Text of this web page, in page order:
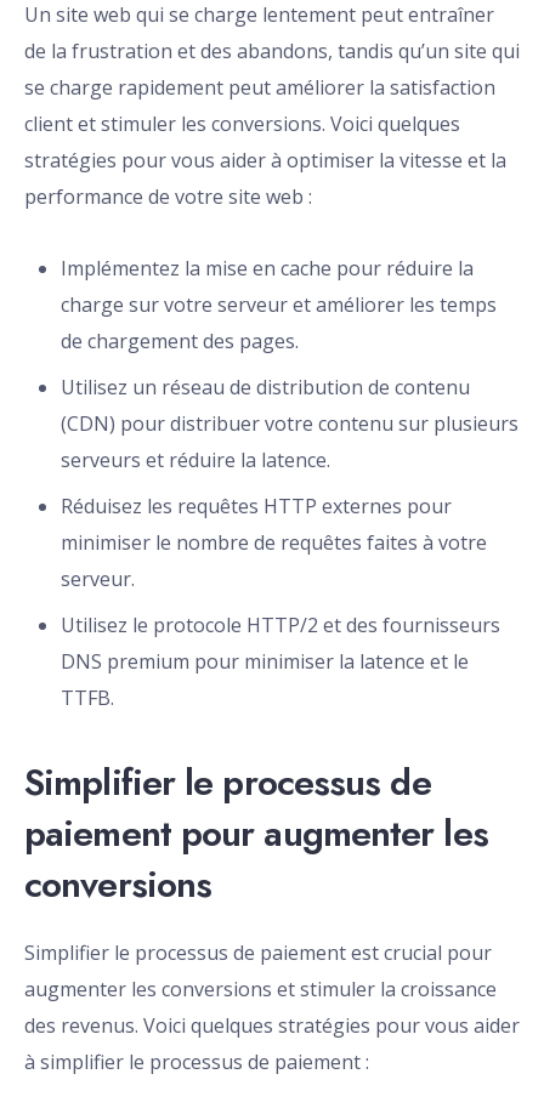
Un site web qui se charge lentement peut entraîner
de la frustration et des abandons, tandis qu’un site qui
se charge rapidement peut améliorer la satisfaction
client et stimuler les conversions. Voici quelques
stratégies pour vous aider à optimiser la vitesse et la
performance de votre site web :
Implémentez la mise en cache pour réduire la
charge sur votre serveur et améliorer les temps
de chargement des pages.
Utilisez un réseau de distribution de contenu
(CDN) pour distribuer votre contenu sur plusieurs
serveurs et réduire la latence.
Réduisez les requêtes HTTP externes pour
minimiser le nombre de requêtes faites à votre
serveur.
Utilisez le protocole HTTP/2 et des fournisseurs
DNS premium pour minimiser la latence et le
TTFB.
Simplifier le processus de
paiement pour augmenter les
conversions
Simplifier le processus de paiement est crucial pour
augmenter les conversions et stimuler la croissance
des revenus. Voici quelques stratégies pour vous aider
à simplifier le processus de paiement :